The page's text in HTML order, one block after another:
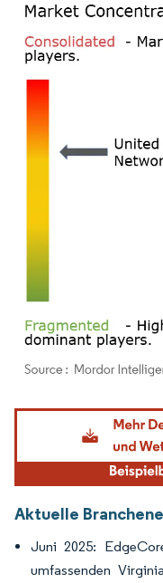
Bild © Mordor Intelligence.
Aktuelle
Juni 2025:
umfassenden